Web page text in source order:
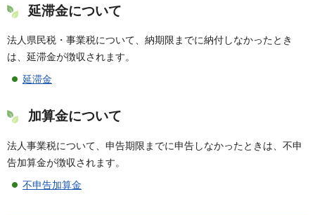
延滞金について
法人県民税・事業税について、納期限までに納付しなかったとき
は、延滞金が徴収されます。
延滞金
加算金について
法人事業税について、申告期限までに申告しなかったときは、不申
告加算金が徴収されます。
不申告加算金